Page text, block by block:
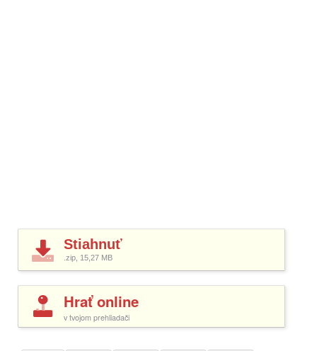
Stiahnuť
.zip, 15,27 MB
Hrať online
v tvojom prehliadači